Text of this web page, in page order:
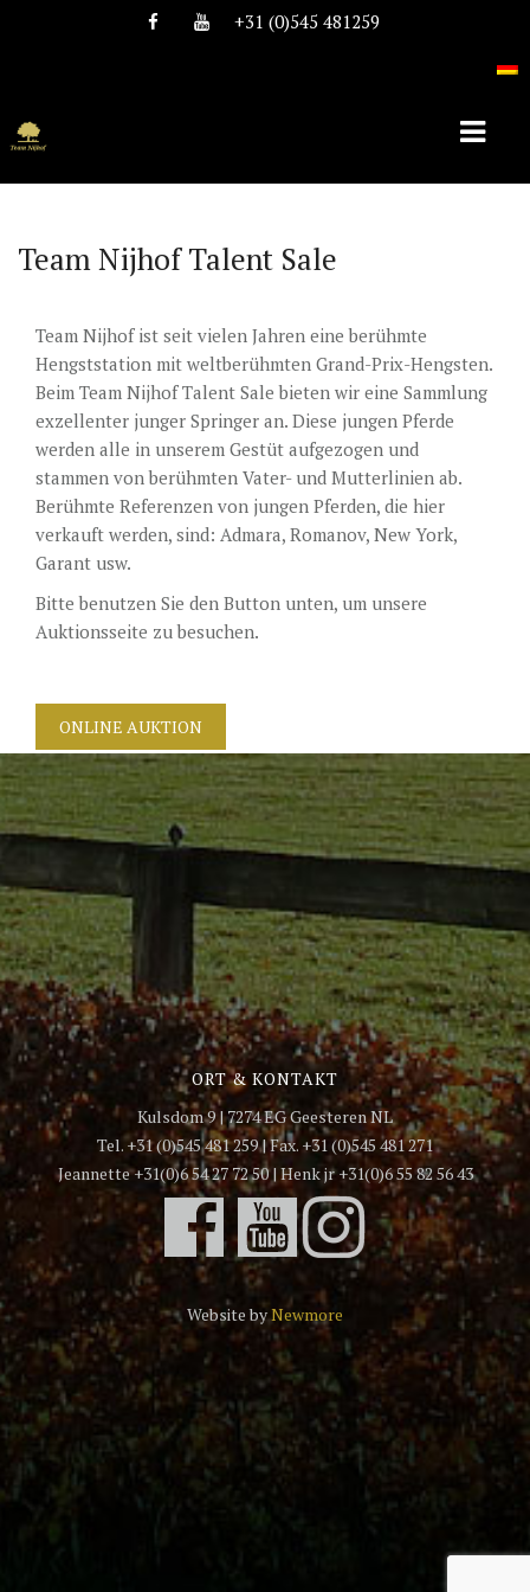
+31 (0)545 481259
HOME
GESCHICHTE
TEAM
STELLEN
HENGSTE
DECKGELDER
EU-STATION
ALLGEMEINE GESCHÄFTSBEDINGUNGEN
BESTELLFORMULAR
STUTENBETREUUNG
AKTUELLES
KONTAKT
Team Nijhof Talent Sale
Team Nijhof ist seit vielen Jahren eine berühmte
Hengststation mit weltberühmten Grand-Prix-Hengsten.
Beim Team Nijhof Talent Sale bieten wir eine Sammlung
exzellenter junger Springer an. Diese jungen Pferde
werden alle in unserem Gestüt aufgezogen und
stammen von berühmten Vater- und Mutterlinien ab.
Berühmte Referenzen von jungen Pferden, die hier
verkauft werden, sind: Admara, Romanov, New York,
Garant usw.
Bitte benutzen Sie den Button unten, um unsere
Auktionsseite zu besuchen.
ONLINE AUKTION
ORT & KONTAKT
Kulsdom 9 | 7274 EG Geesteren NL
Tel. +31 (0)545 481 259 | Fax. +31 (0)545 481 271
Jeannette +31(0)6 54 27 72 50 | Henk jr +31(0)6 55 82 56 43
Website byNewmore